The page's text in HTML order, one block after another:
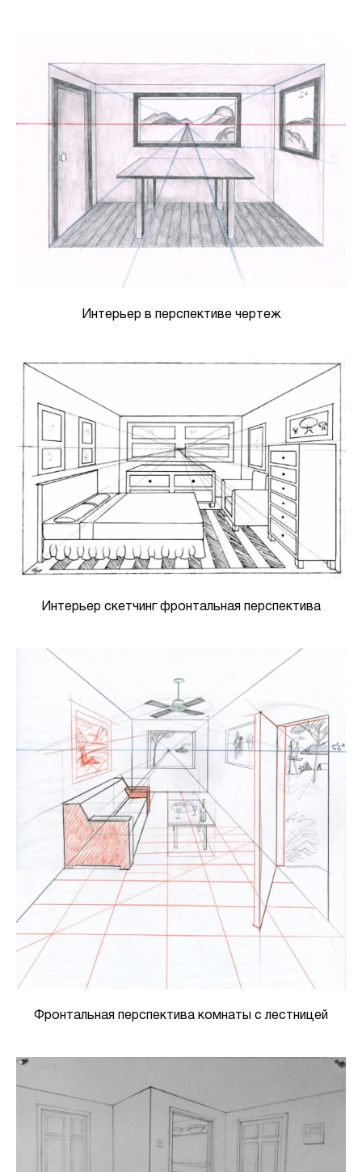
Интерьер в перспективе чертеж
Интерьер скетчинг фронтальная перспектива
Фронтальная перспектива комнаты с лестницей